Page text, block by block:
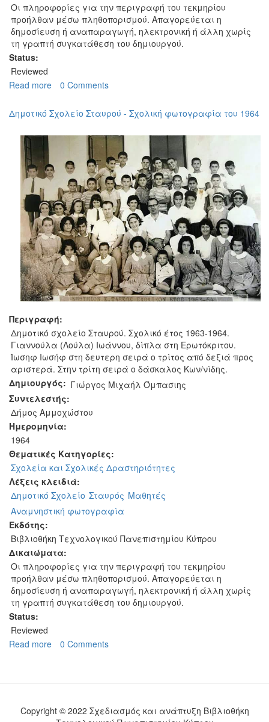
Οι πληροφορίες για την περιγραφή του τεκμηρίου
προήλθαν μέσω πληθοπορισμού. Απαγορεύεται η
δημοσίευση ή αναπαραγωγή, ηλεκτρονική ή άλλη χωρίς
τη γραπτή συγκατάθεση του δημιουργού.
Status:
Reviewed
Read more about
Γυμνάσιο
Αμμοχώστου
-
φωτογραφία
0 Comments
Δημοτικό Σχολείο Σταυρού - Σχολική φωτογραφία του 1964
Περιγραφή:
Δημοτικό σχολείο Σταυρού. Σχολικό έτος 1963-1964.
Γιαννούλα (Λούλα) Ιωάννου, δίπλα στη Ερωτόκριτου.
Ίωσηφ Ιωσήφ στη δευτερη σειρά ο τρίτος από δεξιά προς
αριστερά. Στην τρίτη σειρά ο δάσκαλος Κων/νίδης.
Δημιουργός: Γιώργος Μιχαήλ Όμπασιης
Συντελεστής:
Δήμος Αμμοχώστου
Ημερομηνία:
1964
Θεματικές Κατηγορίες:
Σχολεία και Σχολικές Δραστηριότητες
Λέξεις κλειδιά:
Δημοτικό Σχολείο Σταυρός Μαθητές
Αναμνηστική φωτογραφία
Εκδότης:
Βιβλιοθήκη Τεχνολογικού Πανεπιστημίου Κύπρου
Δικαιώματα:
Οι πληροφορίες για την περιγραφή του τεκμηρίου
προήλθαν μέσω πληθοπορισμού. Απαγορεύεται η
δημοσίευση ή αναπαραγωγή, ηλεκτρονική ή άλλη χωρίς
τη γραπτή συγκατάθεση του δημιουργού.
Status:
Reviewed
Read more about
Σταυρού
φωτογραφία
0 Comments
Copyright © 2022 Σχεδιασμός και ανάπτυξη Βιβλιοθήκη